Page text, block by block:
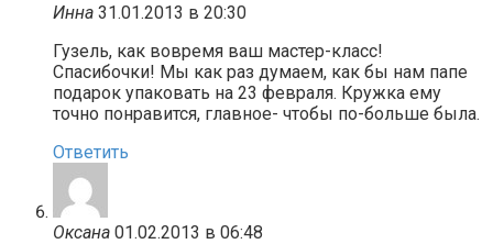
Инна 31.01.2013 в 20:30
Гузель, как вовремя ваш мастер-класс!
Спасибочки! Мы как раз думаем, как бы нам папе
подарок упаковать на 23 февраля. Кружка ему
точно понравится, главное- чтобы по-больше была.
Ответить
Оксана 01.02.2013 в 06:48